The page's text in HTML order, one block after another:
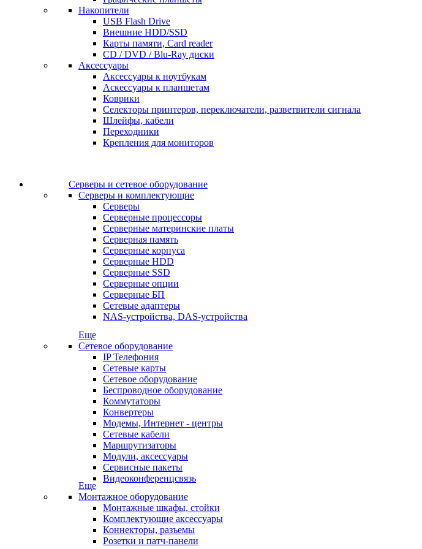
Накопители
USB Flash Drive
Внешние HDD/SSD
Карты памяти, Card reader
CD / DVD / Blu-Ray диски
Аксессуары
Аксессуары к ноутбукам
Аскессуары к планшетам
Коврики
Селекторы принтеров, переключатели, разветвители сигнала
Шлейфы, кабели
Переходники
Крепления для мониторов
Серверы и сетевое оборудование
Серверы и комплектующие
Серверы
Серверные процессоры
Серверные материнские платы
Серверная память
Серверные корпуса
Серверные HDD
Серверные SSD
Серверные опции
Серверные БП
Сетевые адаптеры
NAS-устройства, DAS-устройства
Еще
Сетевое оборудование
IP Телефония
Сетевые карты
Сетевое оборудование
Беспроводное оборудование
Коммутаторы
Конвертеры
Модемы, Интернет - центры
Сетевые кабели
Маршрутизаторы
Модули, аксессуары
Сервисные пакеты
Видеоконференцсвязь
Еще
Монтажное оборудование
Монтажные шкафы, стойки
Комплектующие аксессуары
Коннекторы, разъемы
Розетки и патч-панели